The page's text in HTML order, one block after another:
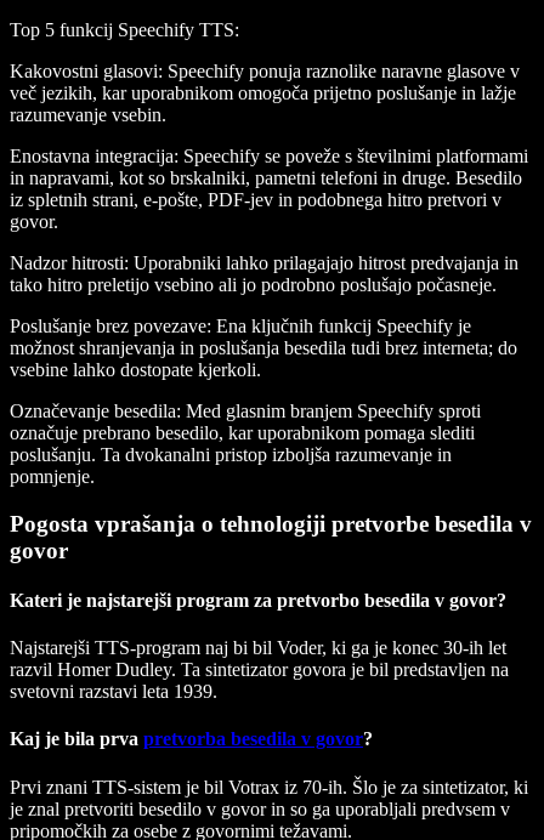
Top 5 funkcij Speechify TTS:
Kakovostni glasovi: Speechify ponuja raznolike naravne glasove v
več jezikih, kar uporabnikom omogoča prijetno poslušanje in lažje
razumevanje vsebin.
Enostavna integracija: Speechify se poveže s številnimi platformami
in napravami, kot so brskalniki, pametni telefoni in druge. Besedilo
iz spletnih strani, e-pošte, PDF-jev in podobnega hitro pretvori v
govor.
Nadzor hitrosti: Uporabniki lahko prilagajajo hitrost predvajanja in
tako hitro preletijo vsebino ali jo podrobno poslušajo počasneje.
Poslušanje brez povezave: Ena ključnih funkcij Speechify je
možnost shranjevanja in poslušanja besedila tudi brez interneta; do
vsebine lahko dostopate kjerkoli.
Označevanje besedila: Med glasnim branjem Speechify sproti
označuje prebrano besedilo, kar uporabnikom pomaga slediti
poslušanju. Ta dvokanalni pristop izboljša razumevanje in
pomnjenje.
Pogosta vprašanja o tehnologiji pretvorbe besedila v
govor
Kateri je najstarejši program za pretvorbo besedila v govor?
Najstarejši TTS-program naj bi bil Voder, ki ga je konec 30-ih let
razvil Homer Dudley. Ta sintetizator govora je bil predstavljen na
svetovni razstavi leta 1939.
Kaj je bila prva pretvorba besedila v govor?
Prvi znani TTS-sistem je bil Votrax iz 70-ih. Šlo je za sintetizator, ki
je znal pretvoriti besedilo v govor in so ga uporabljali predvsem v
pripomočkih za osebe z govornimi težavami.